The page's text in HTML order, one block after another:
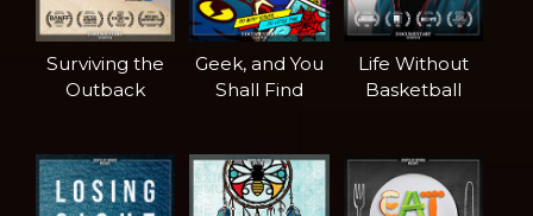
Surviving the
Outback
Geek, and You
Shall Find
Life Without
Basketball